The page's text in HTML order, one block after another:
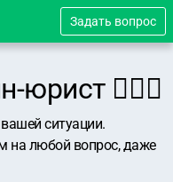
Задать вопрос
👨🏻‍⚖️
ситуации.
на любой вопрос, даже